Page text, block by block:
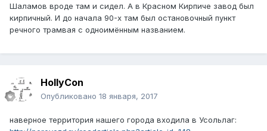
Шаламов вроде там и сидел. А в Красном Кирпиче завод был
кирпичный. И до начала 90-х там был остановочный пункт
речного трамвая с одноимённым названием.
HollyCon
Опубликовано 18 января, 2017
наверное территория нашего города входила в Усольлаг: